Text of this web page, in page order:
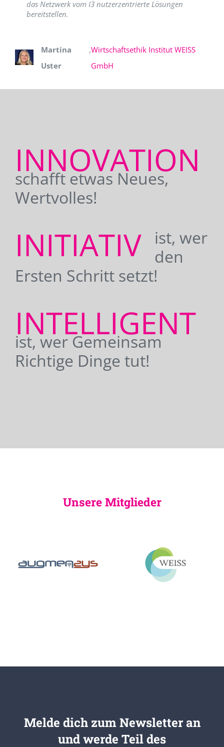
das Netzwerk vom I3 nutzerzentrierte Lösungen
bereitstellen.
Martina
Uster
,Wirtschaftsethik Institut WEISS
GmbH
INNOVATION
schafft etwas Neues,
Wertvolles!
INITIATIV
ist, wer
den
Ersten Schritt setzt!
INTELLIGENT
ist, wer Gemeinsam
Richtige Dinge tut!
Unsere Mitglieder
Melde dich zum Newsletter an
und werde Teil des